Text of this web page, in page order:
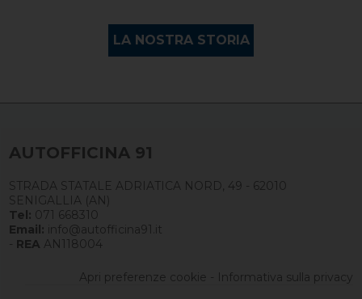
LA NOSTRA STORIA
AUTOFFICINA 91
STRADA STATALE ADRIATICA NORD, 49 - 62010
SENIGALLIA (AN)
Tel: 071 668310
Email: info@autofficina91.it
- REA AN118004
Apri preferenze cookie - Informativa sulla privacy